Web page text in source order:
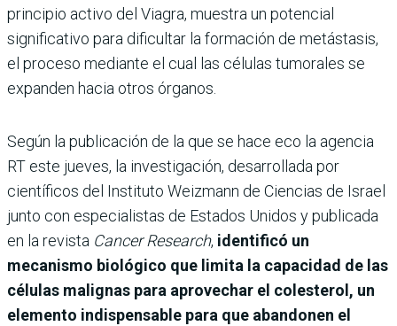
principio activo del Viagra, muestra un potencial
significativo para dificultar la formación de metástasis,
el proceso mediante el cual las células tumorales se
expanden hacia otros órganos.
Según la publicación de la que se hace eco la agencia
RT este jueves, la investigación, desarrollada por
científicos del Instituto Weizmann de Ciencias de Israel
junto con especialistas de Estados Unidos y publicada
en la revista Cancer Research, identificó un
mecanismo biológico que limita la capacidad de las
células malignas para aprovechar el colesterol, un
elemento indispensable para que abandonen el